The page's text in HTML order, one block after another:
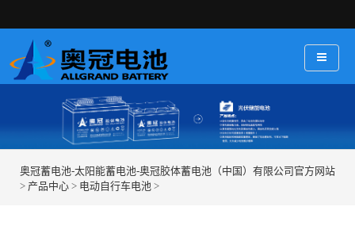
奥冠蓄电池-太阳能蓄电池-奥冠胶体蓄电池（中国）有限公司官方网站
> 产品中心 > 电动自行车电池 >